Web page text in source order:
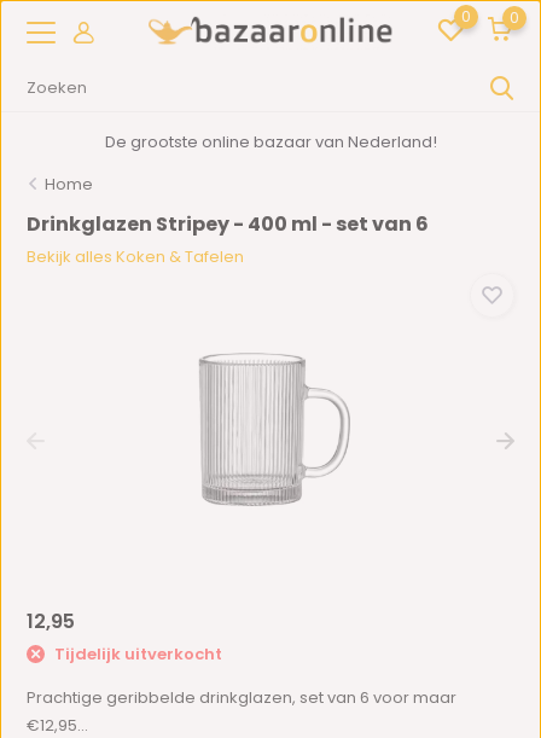
0 0
De grootste online bazaar van Nederland!
Home
Drinkglazen Stripey - 400 ml - set van 6
Bekijk alles Koken & Tafelen
12,95
Tijdelijk uitverkocht
Prachtige geribbelde drinkglazen, set van 6 voor maar
€12,95...